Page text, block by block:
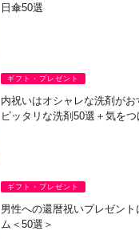
日傘50選
ギフト・プレゼント
内祝いはオシャレな洗剤がお
ピッタリな洗剤50選＋気を
ギフト・プレゼント
男性への還暦祝いプレゼン
ム＜50選＞